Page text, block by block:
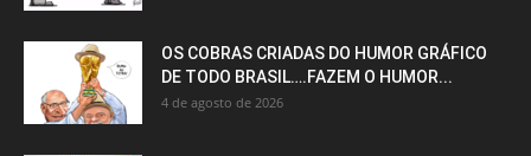
OS COBRAS CRIADAS DO HUMOR GRÁFICO
DE TODO BRASIL….FAZEM O HUMOR...
4 de agosto de 2026